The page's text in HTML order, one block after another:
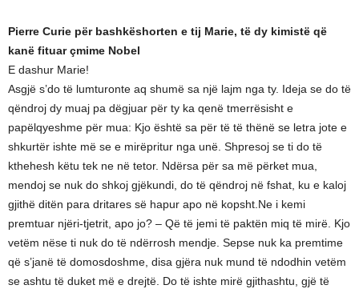
Pierre Curie për bashkëshorten e tij Marie, të dy kimistë që
kanë fituar çmime Nobel
E dashur Marie!
Asgjë s’do të lumturonte aq shumë sa një lajm nga ty. Ideja se do të
qëndroj dy muaj pa dëgjuar për ty ka qenë tmerrësisht e
papëlqyeshme për mua: Kjo është sa për të të thënë se letra jote e
shkurtër ishte më se e mirëpritur nga unë. Shpresoj se ti do të
kthehesh këtu tek ne në tetor. Ndërsa për sa më përket mua,
mendoj se nuk do shkoj gjëkundi, do të qëndroj në fshat, ku e kaloj
gjithë ditën para dritares së hapur apo në kopsht.Ne i kemi
premtuar njëri-tjetrit, apo jo? – Që të jemi të paktën miq të mirë. Kjo
vetëm nëse ti nuk do të ndërrosh mendje. Sepse nuk ka premtime
që s’janë të domosdoshme, disa gjëra nuk mund të ndodhin vetëm
se ashtu të duket më e drejtë. Do të ishte mirë gjithashtu, gjë të